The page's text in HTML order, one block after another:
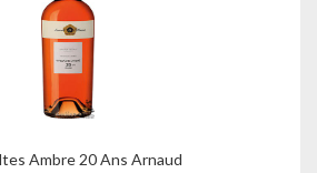
Ambre 20 Ans Arnaud